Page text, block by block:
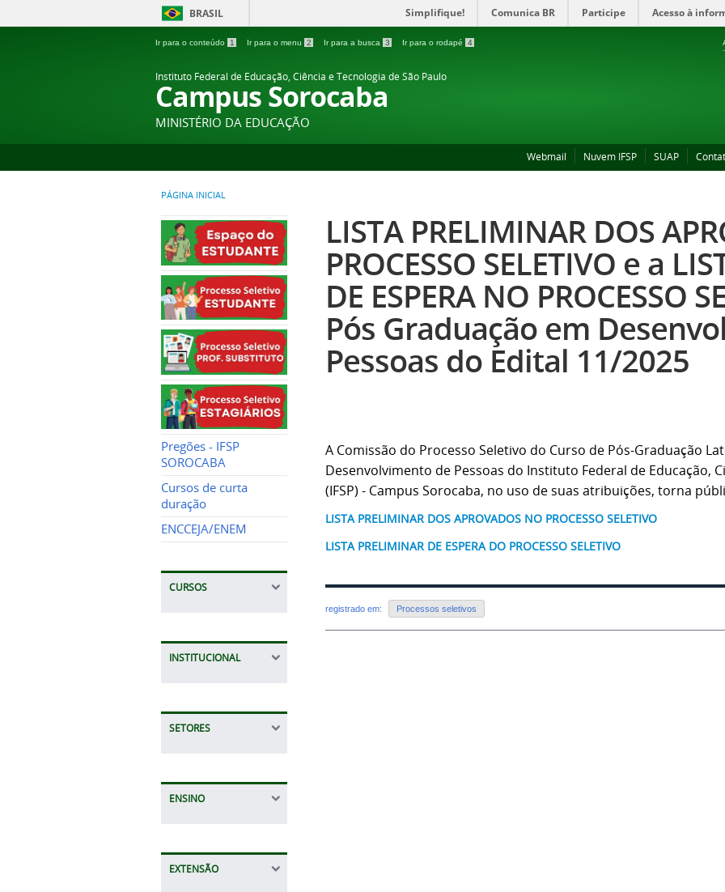
BRASIL Simplifique! Comunica BR Participe Acesso à
Ir para o conteúdo 1 Ir para o menu 2 Ir para a busca 3 Ir para o rodapé 4
Instituto Federal de Educação, Ciência e Tecnologia de São Paulo
Campus Sorocaba
MINISTÉRIO DA EDUCAÇÃO
Webmail Nuvem IFSP SUAP
PÁGINA INICIAL
Pregões - IFSP
SOROCABA
Cursos de curta
duração
ENCCEJA/ENEM
CURSOS
INSTITUCIONAL
SETORES
ENSINO
EXTENSÃO
LISTA PRELIMINAR DOS
PROCESSO SELETIVO e a
DE ESPERA NO PROCESSO
Pós Graduação em
Pessoas do Edital 11/2025
A Comissão do Processo Seletivo do Curso de Pós-Graduação
Desenvolvimento de Pessoas do Instituto Federal de Educação,
(IFSP) - Campus Sorocaba, no uso de suas atribuições, torna
LISTA PRELIMINAR DOS APROVADOS NO PROCESSO SELETIVO
LISTA PRELIMINAR DE ESPERA DO PROCESSO SELETIVO
registrado em: Processos seletivos